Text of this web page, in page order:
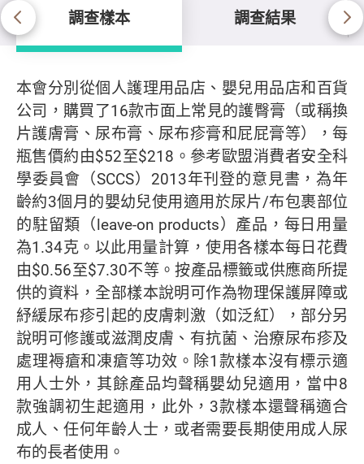
調查樣本 調查結果
調查樣本
本會分別從個人護理用品店、嬰兒用品店和百貨
公司，購買了16款市面上常見的護臀膏（或稱換
片護膚膏、尿布膏、尿布疹膏和屁屁膏等），每
瓶售價約由$52至$218。參考歐盟消費者安全科
學委員會（SCCS）2013年刊登的意見書，為年
齡約3個月的嬰幼兒使用適用於尿片/布包裹部位
的駐留類（leave-on products）產品，每日用量
為1.34克。以此用量計算，使用各樣本每日花費
由$0.56至$7.30不等。按產品標籤或供應商所提
供的資料，全部樣本說明可作為物理保護屏障或
紓緩尿布疹引起的皮膚刺激（如泛紅），部分另
說明可修護或滋潤皮膚、有抗菌、治療尿布疹及
處理褥瘡和凍瘡等功效。除1款樣本沒有標示適
用人士外，其餘產品均聲稱嬰幼兒適用，當中8
款強調初生起適用，此外，3款樣本還聲稱適合
成人、任何年齡人士，或者需要長期使用成人尿
布的長者使用。